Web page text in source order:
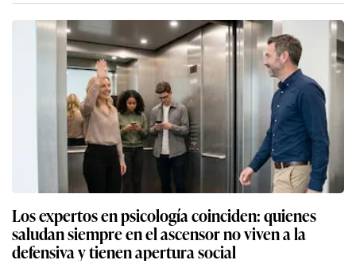
Los expertos en psicología coinciden: quienes
saludan siempre en el ascensor no viven a la
defensiva y tienen apertura social